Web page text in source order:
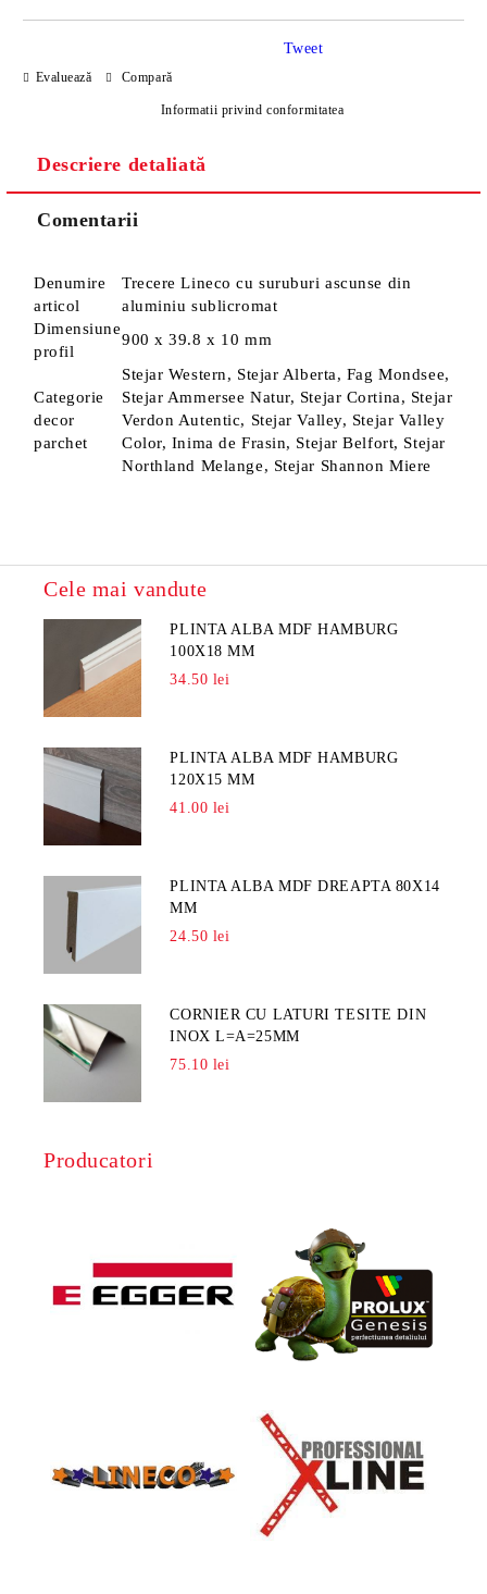
Sunt de acord cuPolitica de confidentialitate
Noi vă vom contacta pentru finalizarea comenzii.
Evaluează Compară
Informatii privind conformitatea
Tweet
Descriere detaliată
Comentarii
Denumire
articol
Trecere Lineco cu suruburi ascunse din
aluminiu sublicromat
Dimensiune
profil
900 x 39.8 x 10 mm
Categorie
decor
parchet
Stejar Western, Stejar Alberta, Fag Mondsee,
Stejar Ammersee Natur, Stejar Cortina, Stejar
Verdon Autentic, Stejar Valley, Stejar Valley
Color, Inima de Frasin, Stejar Belfort, Stejar
Northland Melange, Stejar Shannon Miere
Cele mai vandute
PLINTA ALBA MDF HAMBURG
100X18 MM
34.50 lei
PLINTA ALBA MDF HAMBURG
120X15 MM
41.00 lei
PLINTA ALBA MDF DREAPTA 80X14
MM
24.50 lei
CORNIER CU LATURI TESITE DIN
INOX L=A=25MM
75.10 lei
Producatori